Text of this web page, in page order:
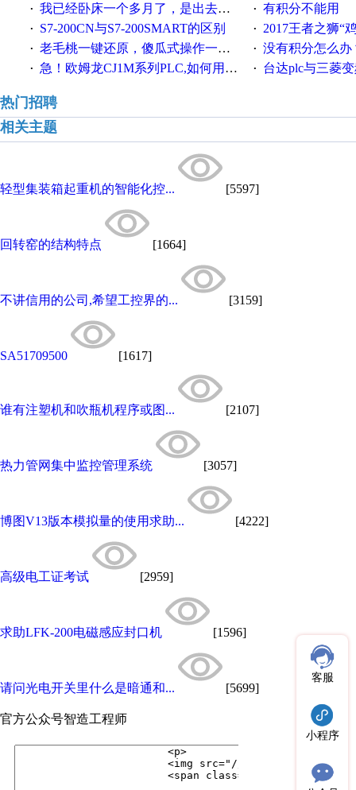
· 我已经卧床一个多月了，是出去安装机械手在高速遭遇车祸所致:大家工作都要特别注意啊 · 有积分不能用
· S7-200CN与S7-200SMART的区别 · 2017王者之狮“鸡”情签到
· 老毛桃一键还原，傻瓜式操作一键轻松备份还原；程序为向导式安装，一键即可实现自动备份或还原系统。 · 没有积分怎么办
· 急！欧姆龙CJ1M系列PLC,如何用时间控制变频器。要求时间在组态王中可以自由输入！拜托各位大神了！ · 台达plc与三菱
热门招聘
相关主题
轻型集装箱起重机的智能化控... [5597]
回转窑的结构特点 [1664]
不讲信用的公司,希望工控界的... [3159]
SA51709500 [1617]
谁有注塑机和吹瓶机程序或图... [2107]
热力管网集中监控管理系统 [3057]
博图V13版本模拟量的使用求助... [4222]
高级电工证考试 [2959]
求助LFK-200电磁感应封口机 [1596]
请问光电开关里什么是暗通和... [5699]
官方公众号智造工程师
客服
小程序